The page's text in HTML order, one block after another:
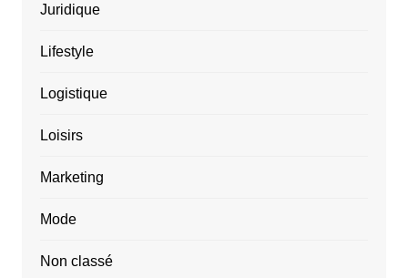
Juridique
Lifestyle
Logistique
Loisirs
Marketing
Mode
Non classé